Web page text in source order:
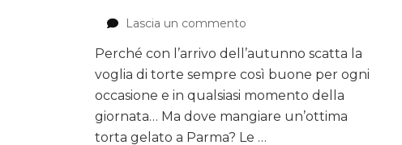
Lascia un commento
Pasticceria
La
Romana
arriva
anche
a
Perché con l’arrivo dell’autunno scatta la
voglia di torte sempre così buone per ogni
occasione e in qualsiasi momento della
giornata… Ma dove mangiare un’ottima
torta gelato a Parma? Le …